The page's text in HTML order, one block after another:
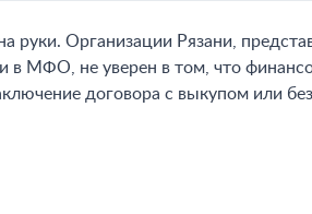
Организации Рязани,
МФО, не уверен в том, что
договора с выкупом или